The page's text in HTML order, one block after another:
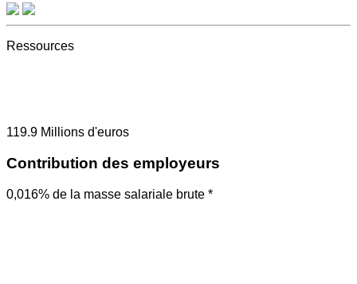
Ressources
119.9 Millions d'euros
Contribution des employeurs
0,016% de la masse salariale brute *